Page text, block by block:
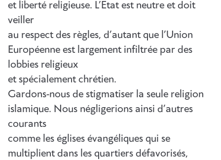
et liberté religieuse. L’Etat est neutre et doit
veiller
au respect des règles, d’autant que l’Union
Européenne est largement infiltrée par des
lobbies religieux
et spécialement chrétien.
Gardons-nous de stigmatiser la seule religion
islamique. Nous négligerions ainsi d’autres
courants
comme les églises évangéliques qui se
multiplient dans les quartiers défavorisés,